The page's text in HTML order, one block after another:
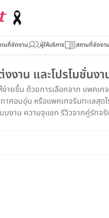
นที่จัดงาน ผู้ให้บริการ สถานที่จัดงา
งาน และโปรโมชั่นง
ยขึ้น ด้วยการเลือกจาก แพคเก
าศอบอุ่น หรือแพคเกจริมทะเล
งาน ความจุแขก รีวิวจากคู่รักจริ